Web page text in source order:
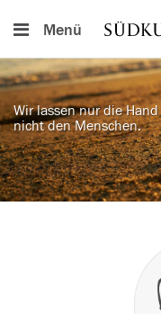
Menü
Wir lassen nur die Hand
nicht den Menschen.